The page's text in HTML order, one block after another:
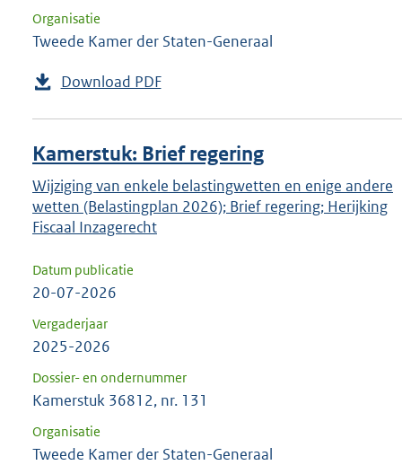
Organisatie
Tweede Kamer der Staten-Generaal
Download PDF
Kamerstuk: Brief regering
Wijziging van enkele belastingwetten en enige andere
wetten (Belastingplan 2026); Brief regering; Herijking
Fiscaal Inzagerecht
Datum publicatie
20-07-2026
Vergaderjaar
2025-2026
Dossier- en ondernummer
Kamerstuk 36812, nr. 131
Organisatie
Tweede Kamer der Staten-Generaal